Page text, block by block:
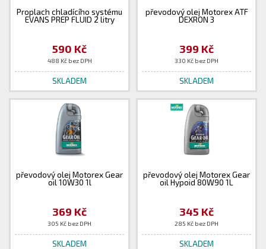
Proplach chladícího systému
EVANS PREP FLUID 2 litry
590 Kč
488 Kč bez DPH
SKLADEM
převodový olej Motorex ATF
DEXRON 3
399 Kč
330 Kč bez DPH
SKLADEM
převodový olej Motorex Gear
oil 10W30 1l
369 Kč
305 Kč bez DPH
SKLADEM
převodový olej Motorex Gear
oil Hypoid 80W90 1L
345 Kč
285 Kč bez DPH
SKLADEM